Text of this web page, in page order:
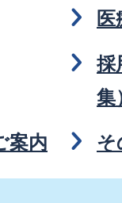
案内
医
採
集
そ